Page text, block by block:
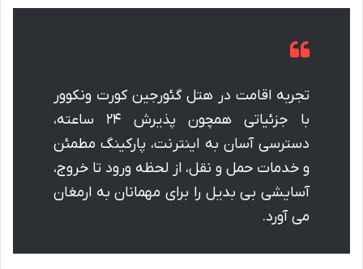
تجربه اقامت در هتل گئورجین کورت ونکوور
با جزئیاتی همچون پذیرش ۲۴ ساعته،
دسترسی آسان به اینترنت، پارکینگ مطمئن
و خدمات حمل و نقل، از لحظه ورود تا خروج،
آسایشی بی بدیل را برای مهمانان به ارمغان
می آورد.